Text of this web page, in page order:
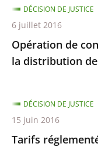
Opération de
la distribution de
DÉCISION DE JUSTICE
6 juillet 2016
Tarifs
DÉCISION DE JUSTICE
15 juin 2016